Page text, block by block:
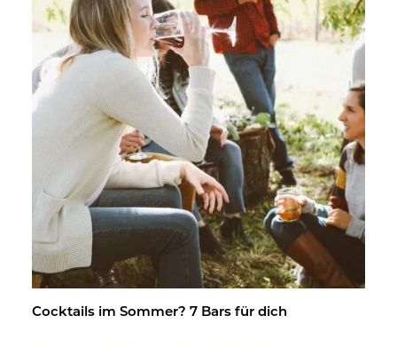
Cock­tails im Som­mer? 7 Bars für dich